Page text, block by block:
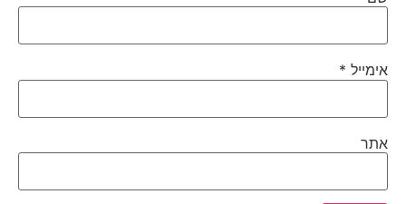
אימייל*
אתר